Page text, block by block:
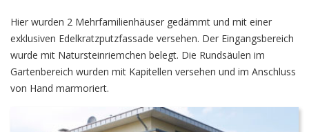
Hier wurden 2 Mehrfamilienhäuser gedämmt und mit einer
exklusiven Edelkratzputzfassade versehen. Der Eingangsbereich
wurde mit Natursteinriemchen belegt. Die Rundsäulen im
Gartenbereich wurden mit Kapitellen versehen und im Anschluss
von Hand marmoriert.